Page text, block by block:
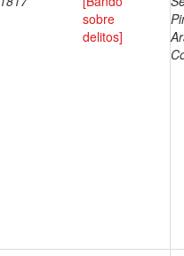
sobre
delitos]